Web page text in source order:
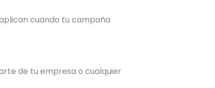
cuando tu campaña
de tu empresa o cualquier